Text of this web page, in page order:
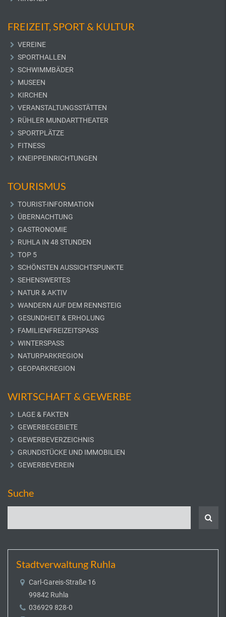
FREIZEIT, SPORT & KULTUR
VEREINE
SPORTHALLEN
SCHWIMMBÄDER
MUSEEN
KIRCHEN
VERANSTALTUNGSSTÄTTEN
RÜHLER MUNDARTTHEATER
SPORTPLÄTZE
FITNESS
KNEIPPEINRICHTUNGEN
TOURISMUS
TOURIST-INFORMATION
ÜBERNACHTUNG
GASTRONOMIE
RUHLA IN 48 STUNDEN
TOP 5
SCHÖNSTEN AUSSICHTSPUNKTE
SEHENSWERTES
NATUR & AKTIV
WANDERN AUF DEM RENNSTEIG
GESUNDHEIT & ERHOLUNG
FAMILIENFREIZEITSPASS
WINTERSPASS
NATURPARKREGION
GEOPARKREGION
WIRTSCHAFT & GEWERBE
LAGE & FAKTEN
GEWERBEGEBIETE
GEWERBEVERZEICHNIS
GRUNDSTÜCKE UND IMMOBILIEN
GEWERBEVEREIN
Suche
Stadtverwaltung Ruhla
Carl-Gareis-Straße 16
99842 Ruhla
036929 828-0